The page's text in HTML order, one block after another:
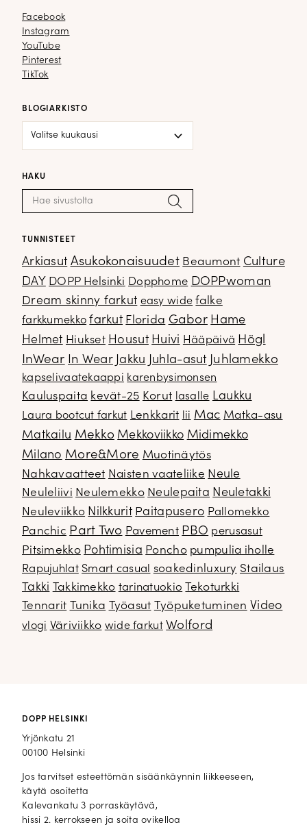
Facebook
Facebook
Instagram
Instagram
YouTube
YouTube
Pinterest
Pinterest
TikTok
TikTok
BLOGIARKISTO
HAKU
Haku: Hae
TUNNISTEET
Arkiasut Asukokonaisuudet Beaumont Culture
DAY DOPP Helsinki Dopphome DOPPwoman
Dream skinny farkut easy wide falke
farkkumekko farkut Florida Gabor Hame
Helmet Hiukset Housut Huivi Hääpäivä Högl
InWear In Wear Jakku Juhla-asut Juhlamekko
kapselivaatekaappi karenbysimonsen
Kauluspaita kevät-25 Korut lasalle Laukku
Laura bootcut farkut Lenkkarit lii Mac Matka-asu
Matkailu Mekko Mekkoviikko Midimekko
Milano More&More Muotinäytös
Nahkavaatteet Naisten vaateliike Neule
Neuleliivi Neulemekko Neulepaita Neuletakki
Neuleviikko Nilkkurit Paitapusero Pallomekko
Panchic Part Two Pavement PBO perusasut
Pitsimekko Pohtimisia Poncho pumpulia iholle
Rapujuhlat Smart casual soakedinluxury Stailaus
Takki
Takkimekko tarinatuokio
Tekoturkki
Tennarit
Tunika Työasut Työpuketuminen Video
vlogi Väriviikko wide farkut Wolford
DOPP HELSINKI
Yrjönkatu 21
00100 Helsinki
Jos tarvitset esteettömän sisäänkäynnin liikkeeseen,
käytä osoitetta
Kalevankatu 3 porraskäytävä,
hissi 2. kerrokseen ja soita ovikelloa